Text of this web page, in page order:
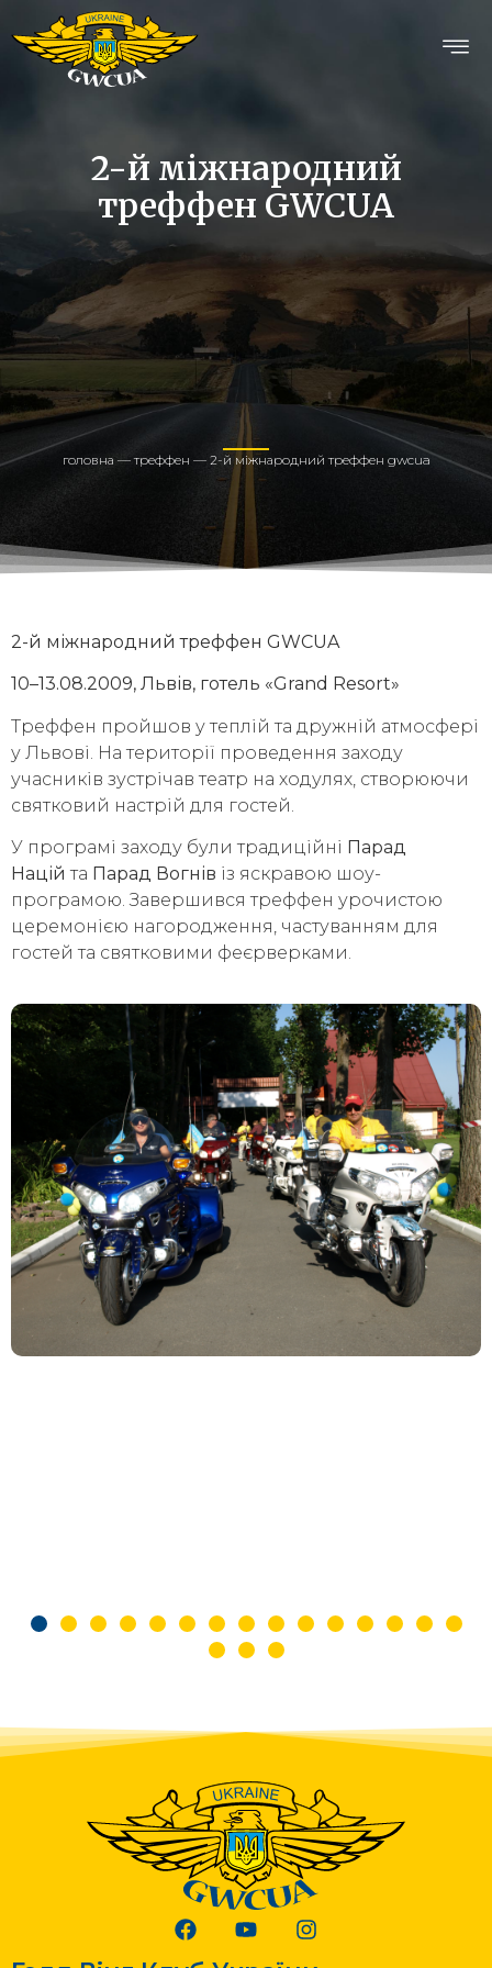
2-й міжнародний
треффен GWCUA
головна —треффен — 2-й міжнародний треффен gwcua
2-й міжнародний треффен GWCUA
10–13.08.2009, Львів, готель «Grand Resort»
Треффен пройшов у теплій та дружній атмосфері
у Львові. На території проведення заходу
учасників зустрічав театр на ходулях, створюючи
святковий настрій для гостей.
У програмі заходу були традиційні Парад
Націй та Парад Вогнів із яскравою шоу-
програмою. Завершився треффен урочистою
церемонією нагородження, частуванням для
гостей та святковими феєрверками.